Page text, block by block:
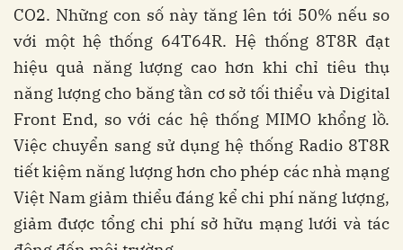
CO2. Những con số này tăng lên tới 50% nếu so
với một hệ thống 64T64R. Hệ thống 8T8R đạt
hiệu quả năng lượng cao hơn khi chỉ tiêu thụ
năng lượng cho băng tần cơ sở tối thiểu và Digital
Front End, so với các hệ thống MIMO khổng lồ.
Việc chuyển sang sử dụng hệ thống Radio 8T8R
tiết kiệm năng lượng hơn cho phép các nhà mạng
Việt Nam giảm thiểu đáng kể chi phí năng lượng,
giảm được tổng chi phí sở hữu mạng lưới và tác